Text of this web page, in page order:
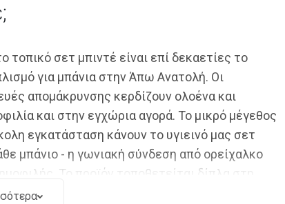
τοπικό σετ μπιντέ είναι επί δεκαετίες το
για μπάνια στην Άπω Ανατολή. Οι
απομάκρυνσης κερδίζουν ολοένα και
και στην εγχώρια αγορά. Το μικρό μέγεθος
εγκατάσταση κάνουν το υγιεινό μας σετ
μπάνιο - η γωνιακή σύνδεση από ορείχαλκο
Το προϊόν τοποθετείται δίπλα στη
απείρως πιο εύκολο στη χρήση από έναν